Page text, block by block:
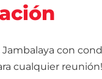
Jambalaya con
cualquier reunión!